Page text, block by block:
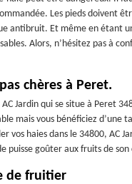
Les pieds doivent
antibruit. Et même en étant
Alors, n’hésitez pas à
chères à Peret.
Jardin qui se situe à Peret
mais vous bénéficiez
vos haies dans le 34800, AC
puisse goûter aux fruits de son
de fruitier